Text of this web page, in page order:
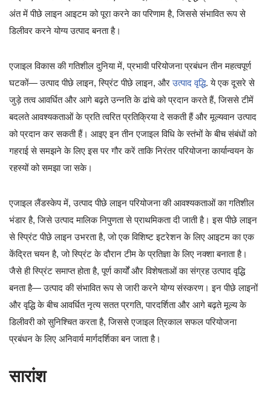
अंत में पीछे लाइन आइटम को पूरा करने का परिणाम है, जिससे संभावित रूप से
डिलीवर करने योग्य उत्पाद बनता है।
एजाइल विकास की गतिशील दुनिया में, प्रभावी परियोजना प्रबंधन तीन महत्वपूर्ण
घटकों— उत्पाद पीछे लाइन, स्प्रिंट पीछे लाइन, औरउत्पाद वृद्धि. ये एक दूसरे से
जुड़े तत्व आवर्धित और आगे बढ़ते उन्नति के ढांचे को प्रदान करते हैं, जिससे टीमें
बदलते आवश्यकताओं के प्रति त्वरित प्रतिक्रिया दे सकती हैं और मूल्यवान उत्पाद
को प्रदान कर सकती हैं। आइए इन तीन एजाइल विधि के स्तंभों के बीच संबंधों को
गहराई से समझने के लिए इस पर गौर करें ताकि निरंतर परियोजना कार्यान्वयन के
रहस्यों को समझा जा सके।
एजाइल लैंडस्केप में, उत्पाद पीछे लाइन परियोजना की आवश्यकताओं का गतिशील
भंडार है, जिसे उत्पाद मालिक निपुणता से प्राथमिकता दी जाती है। इस पीछे लाइन
से स्प्रिंट पीछे लाइन उभरता है, जो एक विशिष्ट इटरेशन के लिए आइटम का एक
केंद्रित चयन है, जो स्प्रिंट के दौरान टीम के प्रतिज्ञा के लिए नक्शा बनाता है।
जैसे ही स्प्रिंट समाप्त होता है, पूर्ण कार्यों और विशेषताओं का संग्रह उत्पाद वृद्धि
बनता है— उत्पाद की संभावित रूप से जारी करने योग्य संस्करण। इन पीछे लाइनों
और वृद्धि के बीच आवर्धित नृत्य सतत प्रगति, पारदर्शिता और आगे बढ़ते मूल्य के
डिलीवरी को सुनिश्चित करता है, जिससे एजाइल त्रिकाल सफल परियोजना
प्रबंधन के लिए अनिवार्य मार्गदर्शिका बन जाता है।
सारांश